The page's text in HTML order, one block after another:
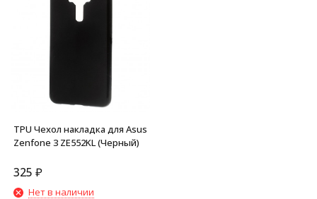
TPU Чехол накладка для Asus
Zenfone 3 ZE552KL (Черный)
325 ₽
Нет в наличии